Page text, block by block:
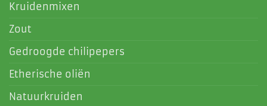
Kruidenmixen
Zout
Gedroogde chilipepers
Etherische oliën
Natuurkruiden